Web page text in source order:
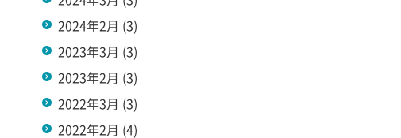
2024年2月 (3)
2023年3月 (3)
2023年2月 (3)
2022年3月 (3)
2022年2月 (4)